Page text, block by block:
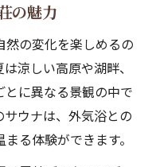
の魅力
然の変化を楽しめるの
涼しい高原や湖畔、
に異なる景観の中で
ウナは、外気浴との
る体験ができます。